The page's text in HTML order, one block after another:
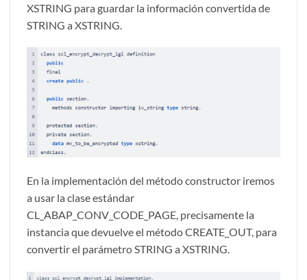
XSTRING para guardar la información convertida de
STRING a XSTRING.
En la implementación del método constructor iremos
a usar la clase estándar
CL_ABAP_CONV_CODE_PAGE, precisamente la
instancia que devuelve el método CREATE_OUT, para
convertir el parámetro STRING a XSTRING.